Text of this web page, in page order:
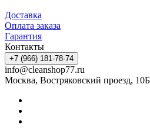
Доставка
Оплата заказа
Гарантия
Контакты
+7 (966) 181-78-74
info@cleanshop77.ru
Москва, Востряковский проезд,